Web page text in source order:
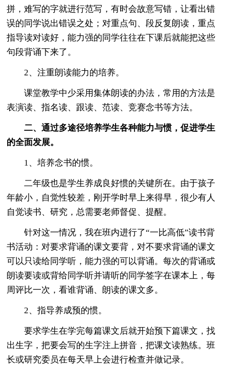
拼，难写的字就进行范写，有时会故意写错，让看出错
误的同学说出错误之处；对重点句、段反复朗读，重点
指导读对读好，能力强的同学往往在下课后就能把这些
句段背诵下来了。
2、注重朗读能力的培养。
课堂教学中少采用集体朗读的办法，常用的方法是
表演读、指名读、跟读、范读、竞赛念书等方法。
二、通过多途径培养学生各种能力与惯，促进学生
的全面发展。
1、培养念书的惯。
二年级也是学生养成良好惯的关键所在。由于孩子
年龄小，自觉性较差，刚开学时早上来得早，很少有人
自觉读书、研究，总需要老师督促、提醒。
针对这一情况，我在班内进行了“一比高低”读书背
书活动：对要求背诵的课文要背，对不要求背诵的课文
可以只读给同学听，能力强的可以背诵。每次的背诵或
朗读要读或背给同学听并请听的同学签字在课本上，每
周评比一次，看谁背诵、朗读的课文多。
2、指导养成预的惯。
要求学生在学完每篇课文后就开始预下篇课文，找
出生字，把要会写的生字注上拼音，把课文读熟练。班
长或研究委员在每天早上会进行检查并做记录。